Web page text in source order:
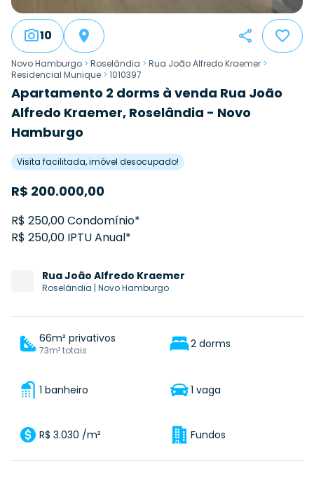
10
Novo Hamburgo > Roselândia > Rua João Alfredo Kraemer >
Residencial Munique > 1010397
Apartamento 2 dorms à venda Rua João
Alfredo Kraemer, Roselândia - Novo
Hamburgo
Visita facilitada, imóvel desocupado!
R$ 200.000,00
R$ 250,00 Condomínio*
R$ 250,00 IPTU Anual*
RuaJoão Alfredo Kraemer
Roselândia | Novo Hamburgo
66m² privativos
73m² totais 2 dorms
1 banheiro 1 vaga
R$ 3.030 /m² Fundos